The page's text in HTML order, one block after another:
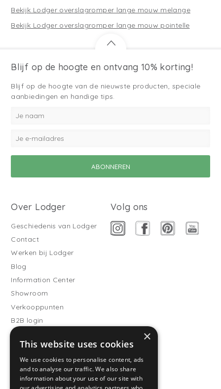
Bekijk Lodger overslagromper lange mouw melange
Bekijk Lodger overslagromper lange mouw pointelle
Blijf op de hoogte en ontvang 10% korting!
Blijf op de hoogte van de nieuwste producten, speciale
aanbiedingen en handige tips.
Over Lodger
Geschiedenis van Lodger
Contact
Werken bij Lodger
Blog
Information Center
Showroom
Verkooppunten
B2B login
Buitenslaapzakken
Word verkooppartner
Klantenservice
Veelgestelde vragen
Volg ons
×
This website uses cookies
We use cookies to personalise content, ads
and to analyse our traffic. We also share
information about your use of our site with